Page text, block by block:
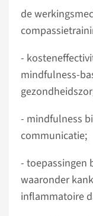
de
-
mindfulness-
- mindfulness
communicatie;
- toepassingen
waaronder
inflammatoire